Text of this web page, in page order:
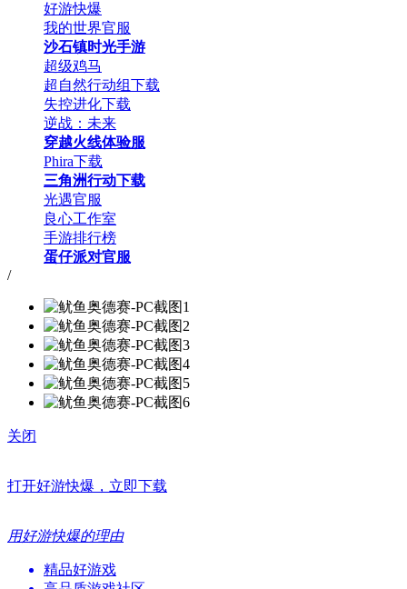
好游快爆
我的世界官服
沙石镇时光手游
超级鸡马
超自然行动组下载
失控进化下载
逆战：未来
穿越火线体验服
Phira下载
三角洲行动下载
光遇官服
良心工作室
手游排行榜
蛋仔派对官服
/
关闭
打开好游快爆，立即下载
用好游快爆的理由
精品好游戏